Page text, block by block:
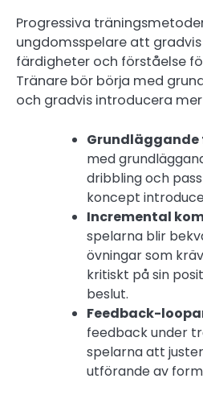
Progressiva
ungdomsspelare att
färdigheter och förståelse
Tränare bör börja med
och gradvis introducera
med
dribbling och
koncept
Incremental
spelarna blir
övningar som
kritiskt på sin
beslut.
Feedback-
feedback under
spelarna att
utförande av